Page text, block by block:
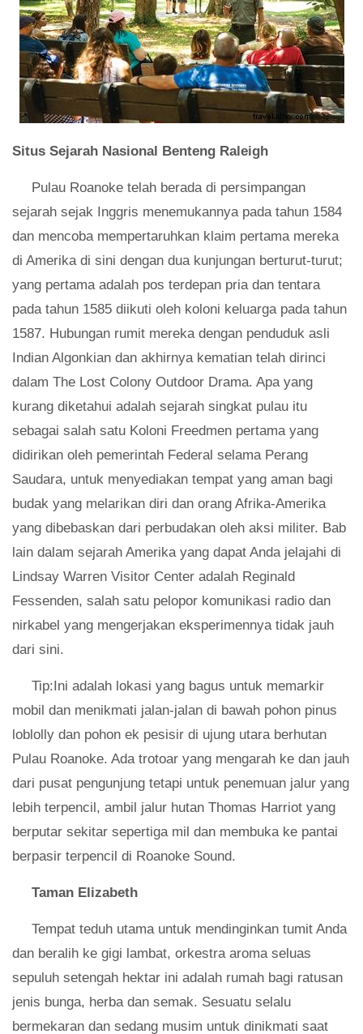
Situs Sejarah Nasional Benteng Raleigh
Pulau Roanoke telah berada di persimpangan
sejarah sejak Inggris menemukannya pada tahun 1584
dan mencoba mempertaruhkan klaim pertama mereka
di Amerika di sini dengan dua kunjungan berturut-turut;
yang pertama adalah pos terdepan pria dan tentara
pada tahun 1585 diikuti oleh koloni keluarga pada tahun
1587. Hubungan rumit mereka dengan penduduk asli
Indian Algonkian dan akhirnya kematian telah dirinci
dalam The Lost Colony Outdoor Drama. Apa yang
kurang diketahui adalah sejarah singkat pulau itu
sebagai salah satu Koloni Freedmen pertama yang
didirikan oleh pemerintah Federal selama Perang
Saudara, untuk menyediakan tempat yang aman bagi
budak yang melarikan diri dan orang Afrika-Amerika
yang dibebaskan dari perbudakan oleh aksi militer. Bab
lain dalam sejarah Amerika yang dapat Anda jelajahi di
Lindsay Warren Visitor Center adalah Reginald
Fessenden, salah satu pelopor komunikasi radio dan
nirkabel yang mengerjakan eksperimennya tidak jauh
dari sini.
Tip:Ini adalah lokasi yang bagus untuk memarkir
mobil dan menikmati jalan-jalan di bawah pohon pinus
loblolly dan pohon ek pesisir di ujung utara berhutan
Pulau Roanoke. Ada trotoar yang mengarah ke dan jauh
dari pusat pengunjung tetapi untuk penemuan jalur yang
lebih terpencil, ambil jalur hutan Thomas Harriot yang
berputar sekitar sepertiga mil dan membuka ke pantai
berpasir terpencil di Roanoke Sound.
Taman Elizabeth
Tempat teduh utama untuk mendinginkan tumit Anda
dan beralih ke gigi lambat, orkestra aroma seluas
sepuluh setengah hektar ini adalah rumah bagi ratusan
jenis bunga, herba dan semak. Sesuatu selalu
bermekaran dan sedang musim untuk dinikmati saat